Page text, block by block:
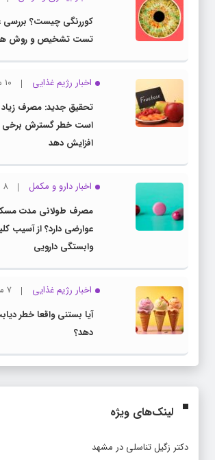
کوررنگی چیست؟ بررسی
تست تشخیص و روش
اخبار رژیم غذایی
۱۰ مرداد ۱۴۰۵
تحقیق جدید: مصرف زیاد
است خطر گسترش برخی
افزایش دهد
اخبار دارو و مکمل
۸ مرداد ۱۴۰۵
مصرف طولانی مدت
عوارضی دارد؟ از آسیب
وابستگی دارویی
اخبار رژیم غذایی
۷ مرداد ۱۴۰۵
آیا بستنی واقعا خطر
دهد؟
لینک‌های ویژه
دکتر زگیل تناسلی در مشهد